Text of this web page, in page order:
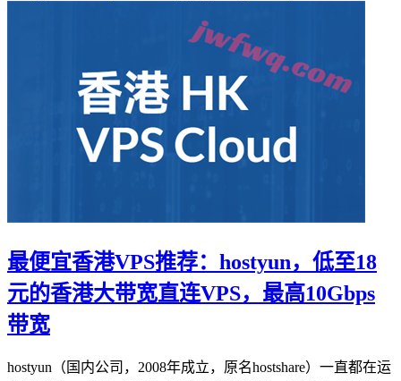
最便宜香港VPS推荐：hostyun，低至18
元的香港大带宽直连VPS，最高10Gbps
带宽
hostyun（国内公司，2008年成立，原名hostshare）一直都在运